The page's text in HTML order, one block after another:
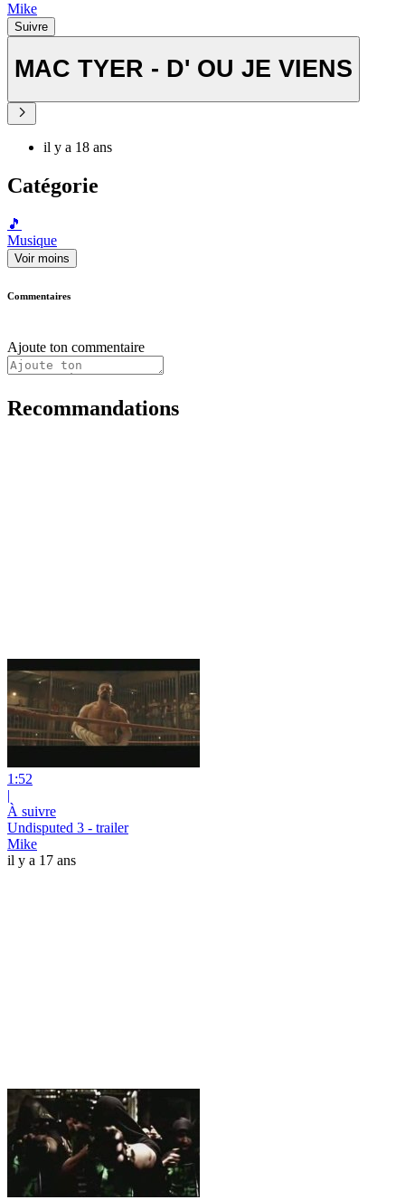
Mike
Suivre
MAC TYER - D' OU JE VIENS
il y a 18 ans
Catégorie
🎵
Musique
Voir moins
Commentaires
Ajoute ton commentaire
Recommandations
1:52
|
À suivre
Undisputed 3 - trailer
Mike
il y a 17 ans